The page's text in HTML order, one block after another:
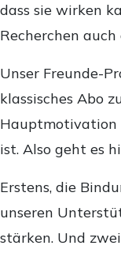
dass sie wirken
Recherchen
Unser Freunde-
klassisches Abo
Hauptmotivation
ist. Also geht es
Erstens, die
unseren
stärken. Und